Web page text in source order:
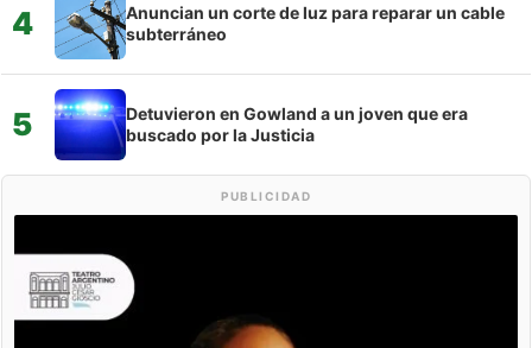
4
Anuncian un corte de luz para reparar un cable
subterráneo
5
Detuvieron en Gowland a un joven que era
buscado por la Justicia
PUBLICIDAD